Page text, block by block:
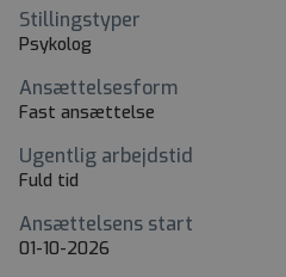
Stillingstyper
Psykolog
Ansættelsesform
Fast ansættelse
Ugentlig arbejdstid
Fuld tid
Ansættelsens start
01-10-2026